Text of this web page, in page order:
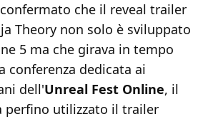
che il reveal trailer
Theory non solo è sviluppato
5 ma che girava in tempo
conferenza dedicata ai
dell'Unreal Fest Online, il
perfino utilizzato il trailer